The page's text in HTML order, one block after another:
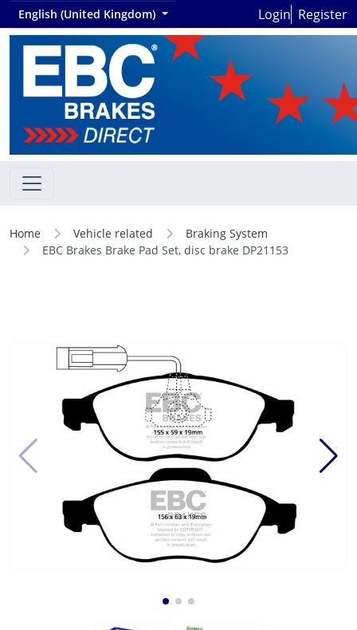
English (United Kingdom) Login Register
Home Vehicle related
Braking System
EBC Brakes Brake Pad Set, disc brake DP21153